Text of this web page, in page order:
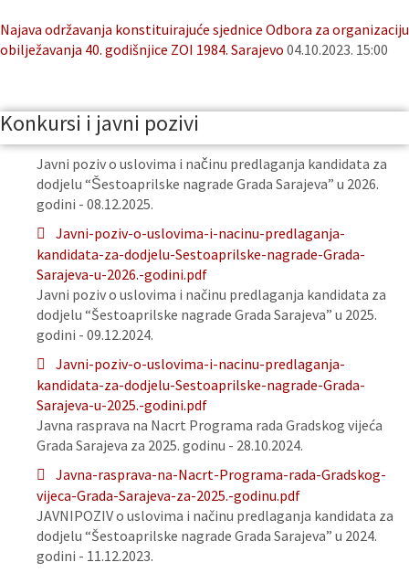
Najava održavanja konstituirajuće sjednice Odbora za organizaciju
obilježavanja 40. godišnjice ZOI 1984. Sarajevo 04.10.2023. 15:00
Konkursi i javni pozivi
Javni poziv o uslovima i načinu predlaganja kandidata za
dodjelu “Šestoaprilske nagrade Grada Sarajeva” u 2026.
godini - 08.12.2025.
Javni-poziv-o-uslovima-i-nacinu-predlaganja-
kandidata-za-dodjelu-Sestoaprilske-nagrade-Grada-
Sarajeva-u-2026.-godini.pdf
Javni poziv o uslovima i načinu predlaganja kandidata za
dodjelu “Šestoaprilske nagrade Grada Sarajeva” u 2025.
godini - 09.12.2024.
Javni-poziv-o-uslovima-i-nacinu-predlaganja-
kandidata-za-dodjelu-Sestoaprilske-nagrade-Grada-
Sarajeva-u-2025.-godini.pdf
Javna rasprava na Nacrt Programa rada Gradskog vijeća
Grada Sarajeva za 2025. godinu - 28.10.2024.
Javna-rasprava-na-Nacrt-Programa-rada-Gradskog-
vijeca-Grada-Sarajeva-za-2025.-godinu.pdf
JAVNIPOZIV o uslovima i načinu predlaganja kandidata za
dodjelu “Šestoaprilske nagrade Grada Sarajeva” u 2024.
godini - 11.12.2023.